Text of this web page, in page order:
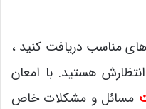
مناسب دریافت کنید ،
هستید. با امعان
مسائل و مشکلات خاص